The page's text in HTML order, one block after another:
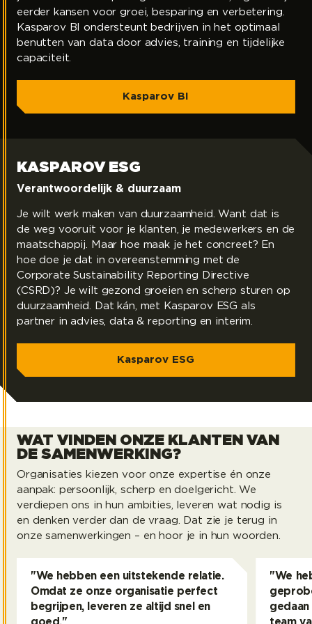
eerder kansen voor groei, besparing en verbetering.
Kasparov BI ondersteunt bedrijven in het optimaal
benutten van data door advies, training en tijdelijke
capaciteit.
Kasparov BI
KASPAROV ESG
Verantwoordelijk & duurzaam
Je wilt werk maken van duurzaamheid. Want dat is
de weg vooruit voor je klanten, je medewerkers en de
maatschappij. Maar hoe maak je het concreet? En
hoe doe je dat in overeenstemming met de
Corporate Sustainability Reporting Directive
(CSRD)? Je wilt gezond groeien en scherp sturen op
duurzaamheid. Dat kán, met Kasparov ESG als
partner in advies, data & reporting en interim.
Kasparov ESG
Kasparov ESG
WAT VINDEN ONZE KLANTEN VAN
DE SAMENWERKING?
Organisaties kiezen voor onze expertise én onze
aanpak: persoonlijk, scherp en doelgericht. We
verdiepen ons in hun ambities, leveren wat nodig is
en denken verder dan de vraag. Dat zie je terug in
onze samenwerkingen – en hoor je in hun woorden.
"We hebben een uitstekende relatie.
Omdat ze onze organisatie perfect
begrijpen, leveren ze altijd snel en
"We